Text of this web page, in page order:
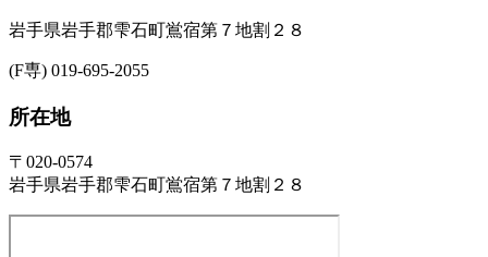
岩手県岩手郡雫石町鴬宿第７地割２８
(F専) 019-695-2055
所在地
〒020-0574
岩手県岩手郡雫石町鴬宿第７地割２８